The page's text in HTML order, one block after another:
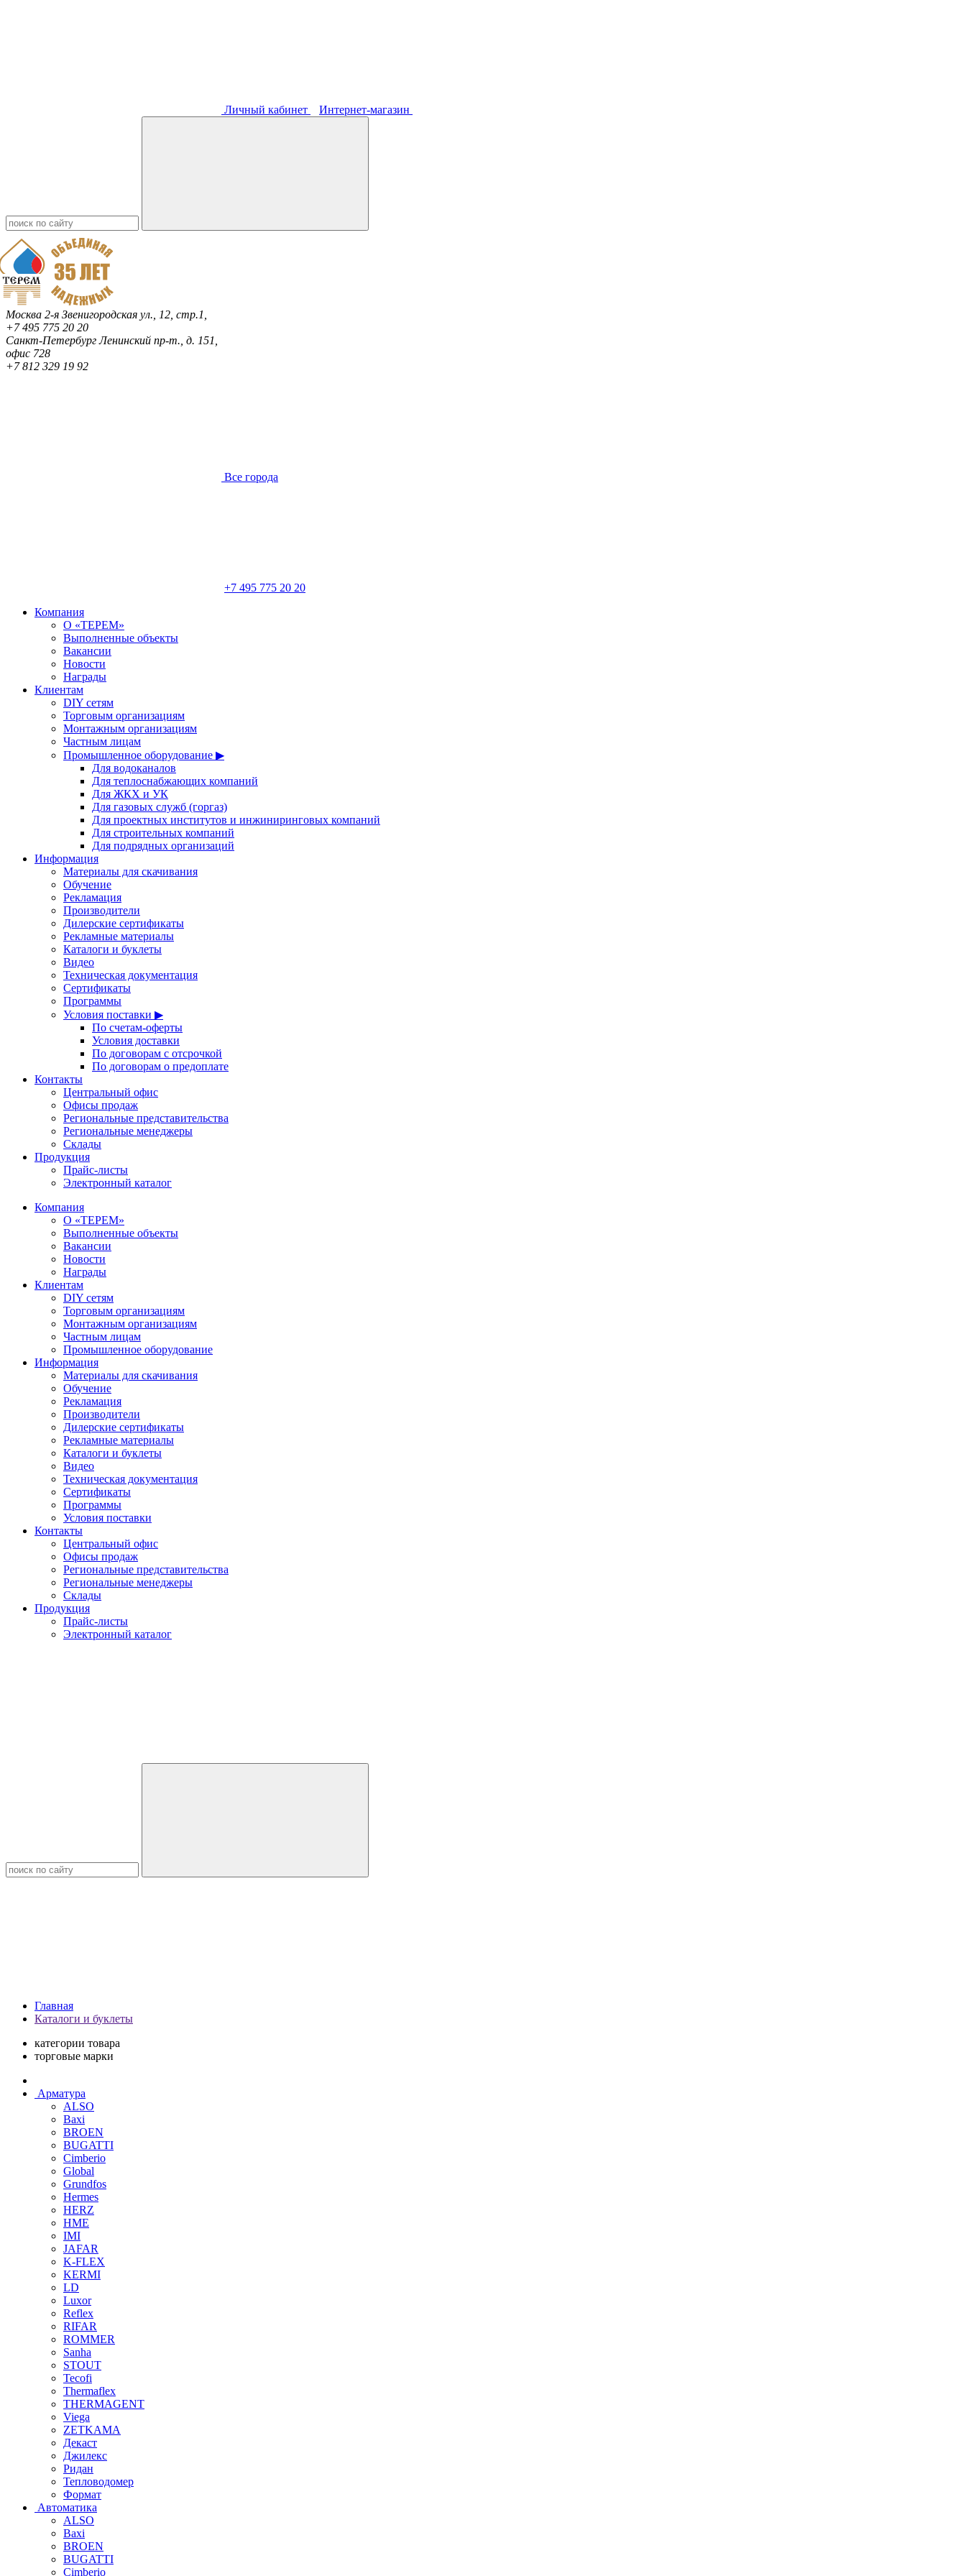
Личный кабинет Интернет-магазин
Москва 2-я Звенигородская ул., 12, стр.1,
+7 495 775 20 20
Санкт-ПетербургЛенинский пр-т., д. 151,
офис 728
+7 812 329 19 92
Все города
+7 495 775 20 20
Компания
О «ТЕРЕМ»
Выполненные объекты
Вакансии
Новости
Награды
Клиентам
DIY сетям
Торговым организациям
Монтажным организациям
Частным лицам
Промышленное оборудование ▶
Для водоканалов
Для теплоснабжающих компаний
Для ЖКХ и УК
Для газовых служб (горгаз)
Для проектных институтов и инжиниринговых компаний
Для строительных компаний
Для подрядных организаций
Информация
Материалы для скачивания
Обучение
Рекламация
Производители
Дилерские сертификаты
Рекламные материалы
Каталоги и буклеты
Видео
Техническая документация
Сертификаты
Программы
Условия поставки ▶
По счетам-оферты
Условия доставки
По договорам с отсрочкой
По договорам о предоплате
Контакты
Центральный офис
Офисы продаж
Региональные представительства
Региональные менеджеры
Склады
Продукция
Прайс-листы
Электронный каталог
Компания
О «ТЕРЕМ»
Выполненные объекты
Вакансии
Новости
Награды
Клиентам
DIY сетям
Торговым организациям
Монтажным организациям
Частным лицам
Промышленное оборудование
Информация
Материалы для скачивания
Обучение
Рекламация
Производители
Дилерские сертификаты
Рекламные материалы
Каталоги и буклеты
Видео
Техническая документация
Сертификаты
Программы
Условия поставки
Контакты
Центральный офис
Офисы продаж
Региональные представительства
Региональные менеджеры
Склады
Продукция
Прайс-листы
Электронный каталог
Главная
Каталоги и буклеты
категории товара
торговые марки
Арматура
ALSO
Baxi
BROEN
BUGATTI
Cimberio
Global
Grundfos
Hermes
HERZ
HME
IMI
JAFAR
K-FLEX
KERMI
LD
Luxor
Reflex
RIFAR
ROMMER
Sanha
STOUT
Tecofi
Thermaflex
THERMAGENT
Viega
ZETKAMA
Декаст
Джилекс
Ридан
Тепловодомер
Формат
Автоматика
ALSO
Baxi
BROEN
BUGATTI
Cimberio